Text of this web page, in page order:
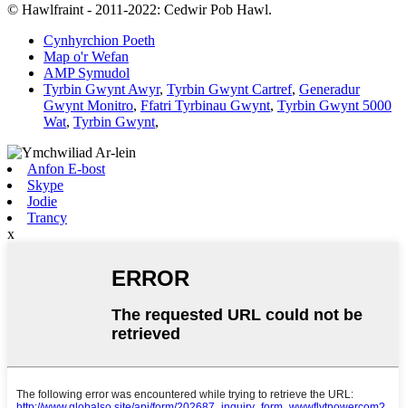
© Hawlfraint - 2011-2022: Cedwir Pob Hawl.
Cynhyrchion Poeth
Map o'r Wefan
AMP Symudol
Tyrbin Gwynt Awyr, Tyrbin Gwynt Cartref, Generadur
Gwynt Monitro, Ffatri Tyrbinau Gwynt, Tyrbin Gwynt 5000
Wat, Tyrbin Gwynt,
Anfon E-bost
Skype
Jodie
Trancy
x